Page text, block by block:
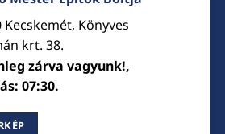
Kecskemét, Könyves
krt. 38.
zárva vagyunk!,
07:30.